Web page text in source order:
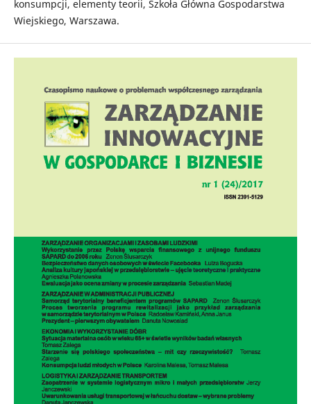
konsumpcji, elementy teorii, Szkoła Główna Gospodarstwa
Wiejskiego, Warszawa.